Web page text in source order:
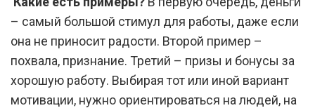
– самый большой стимул для работы, даже если
она не приносит радости. Второй пример –
похвала, признание. Третий – призы и бонусы за
хорошую работу. Выбирая тот или иной вариант
мотивации, нужно ориентироваться на людей, на